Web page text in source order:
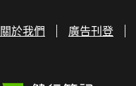
關於我們 廣告刊登